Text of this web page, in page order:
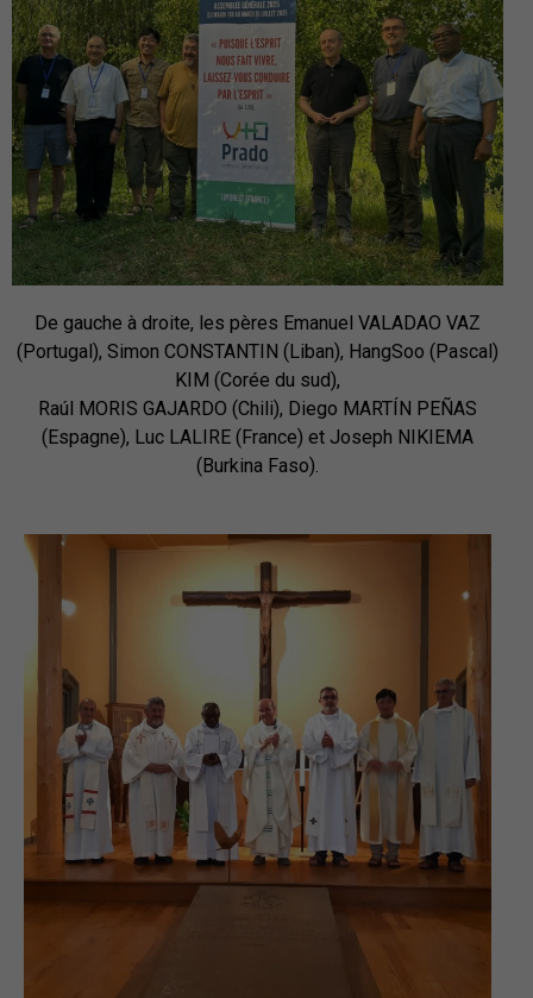
De gauche à droite, les pères Emanuel VALADAO VAZ
(Portugal), Simon CONSTANTIN (Liban), HangSoo (Pascal)
KIM (Corée du sud),
Raúl MORIS GAJARDO (Chili), Diego MARTÍN PEÑAS
(Espagne), Luc LALIRE (France) et Joseph NIKIEMA
(Burkina Faso).